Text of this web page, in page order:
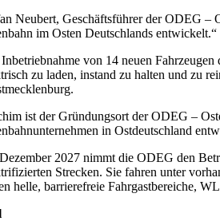
Neubert, Geschäftsführer der ODEG –
im Osten Deutschlands entwickelt.“
von 14 neuen
zu laden, instand zu halten und zu
ist der Gründungsort der ODEG –
in Ostdeutschland
2027 nimmt die ODEG den
Strecken. Sie fahren unter
helle, barrierefreie Fahrgastbereiche,